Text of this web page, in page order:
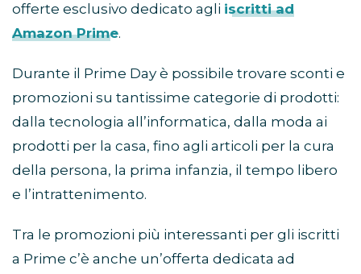
offerte esclusivo dedicato agli iscritti ad
Amazon Prime.
Durante il Prime Day è possibile trovare sconti e
promozioni su tantissime categorie di prodotti:
dalla tecnologia all’informatica, dalla moda ai
prodotti per la casa, fino agli articoli per la cura
della persona, la prima infanzia, il tempo libero
e l’intrattenimento.
Tra le promozioni più interessanti per gli iscritti
a Prime c’è anche un’offerta dedicata ad